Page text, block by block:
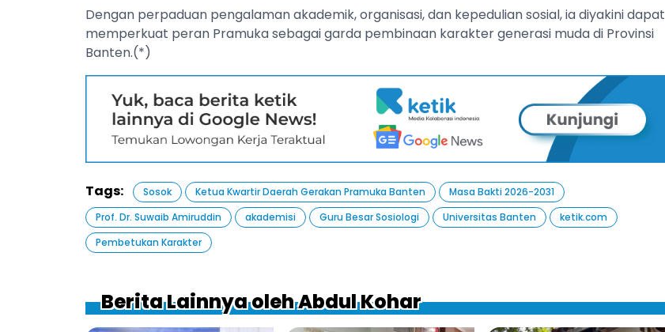
Dengan perpaduan pengalaman akademik, organisasi, dan kepedulian sosial, ia diyakini dapat
memperkuat peran Pramuka sebagai garda pembinaan karakter generasi muda di Provinsi
Banten.(*)
Tags: Sosok Ketua Kwartir Daerah Gerakan Pramuka Banten
Masa Bakti 2026-2031
Prof. Dr. Suwaib Amiruddin
akademisi Guru Besar Sosiologi Universitas Banten
ketik.com
Pembetukan Karakter
Berita Lainnya oleh Abdul Kohar